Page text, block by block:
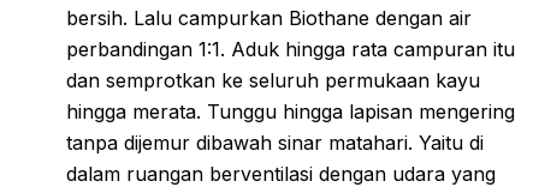
bersih. Lalu campurkan Biothane dengan air
perbandingan 1:1. Aduk hingga rata campuran itu
dan semprotkan ke seluruh permukaan kayu
hingga merata. Tunggu hingga lapisan mengering
tanpa dijemur dibawah sinar matahari. Yaitu di
dalam ruangan berventilasi dengan udara yang